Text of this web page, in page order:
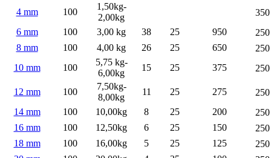
4 mm 100
1,50kg-
2,00kg
6 mm
100 3,00 kg 38 25 950
8 mm
100 4,00 kg 26 25 650
10 mm
100
5,75 kg-
6,00kg
15 25 375
12 mm 100
7,50kg-
8,00kg
11 25 275
14 mm
100 10,00kg 8 25 200
16 mm
100 12,50kg 6 25 150
18 mm
100 16,00kg 5 25 125